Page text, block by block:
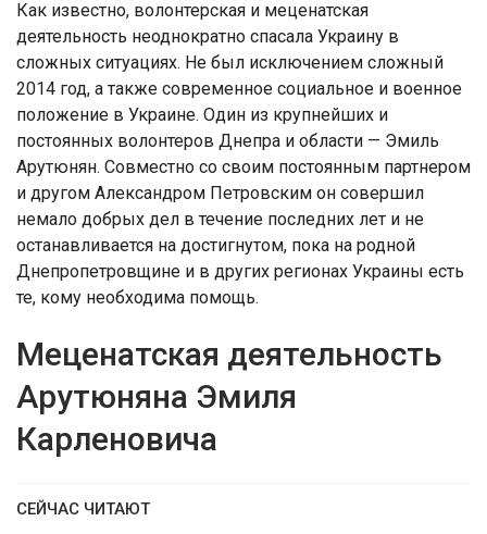
Как известно, волонтерская и меценатская
деятельность неоднократно спасала Украину в
сложных ситуациях. Не был исключением сложный
2014 год, а также современное социальное и военное
положение в Украине. Один из крупнейших и
постоянных волонтеров Днепра и области — Эмиль
Арутюнян. Совместно со своим постоянным партнером
и другом Александром Петровским он совершил
немало добрых дел в течение последних лет и не
останавливается на достигнутом, пока на родной
Днепропетровщине и в других регионах Украины есть
те, кому необходима помощь.
Меценатская деятельность
Арутюняна Эмиля
Карленовича
СЕЙЧАС ЧИТАЮТ